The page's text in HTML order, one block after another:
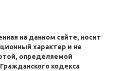
на данном сайте, носит
характер и не
определяемой
кодекса